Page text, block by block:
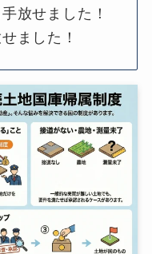
放せました！
ました！